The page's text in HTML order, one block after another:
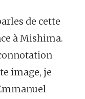
de cette
à Mishima.
image, je